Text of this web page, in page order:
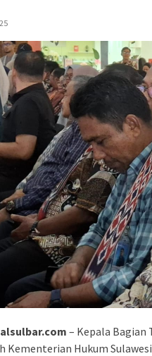
– Kepala Bagian
Kementerian Hukum